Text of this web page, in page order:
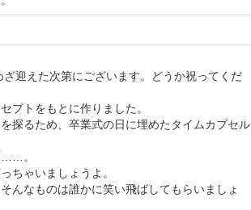
迎えた次第にございます。どうか祝ってくだ
プトをもとに作りました。
探るため、卒業式の日に埋めたタイムカプセル
……。
ちゃいましょうよ。
んなものは誰かに笑い飛ばしてもらいましょ